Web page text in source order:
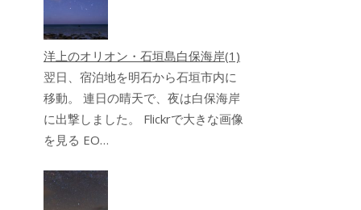
洋上のオリオン・石垣島白保海岸(1)
翌日、宿泊地を明石から石垣市内に
移動。 連日の晴天で、夜は白保海岸
に出撃しました。 Flickrで大きな画像
を見る EO…